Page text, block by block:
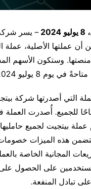
– يسر
وستكون الأسهم
في يوم 8 يوليو 2024، برافعة مالية تصل إلى 50 ضعفًا.
التي أصدرتها شركة
عملة بيتجيت لجميع
هذه الميزات
المجانية الخاصة
على الحصول على
تبادل المنفعة.